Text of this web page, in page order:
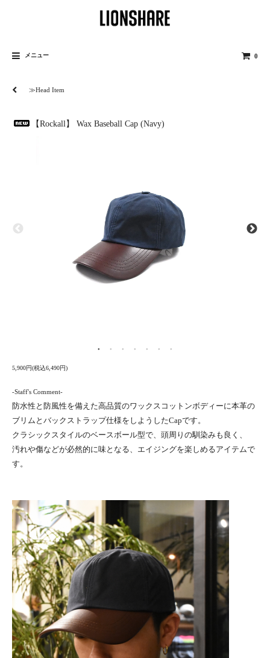
メニュー 0
≫Head Item
【Rockall】 Wax Baseball Cap (Navy)
5,900円(税込6,490円)
-Staff's Comment-
防水性と防風性を備えた高品質のワックスコットンボディーに本革の
ブリムとバックストラップ仕様をしようしたCapです。
クラシックスタイルのベースボール型で、頭周りの馴染みも良く、
汚れや傷などが必然的に味となる、エイジングを楽しめるアイテムで
す。